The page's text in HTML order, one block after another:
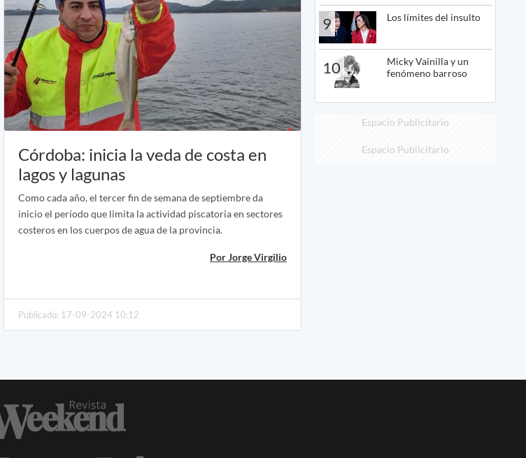
Córdoba: inicia la veda de costa en
lagos y lagunas
Como cada año, el tercer fin de semana de septiembre da
inicio el período que limita la actividad piscatoria en sectores
costeros en los cuerpos de agua de la provincia.
Por Jorge Virgilio
Publicado: 17-09-2024 10:12
9 Los límites del insulto
10
Micky Vainilla y un
fenómeno barroso
Espacio Publicitario
Espacio Publicitario